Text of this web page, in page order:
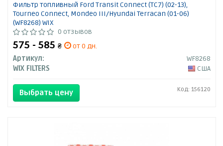
Фильтр топливный Ford Transit Connect (TC7) (02-13),
Tourneo Connect, Mondeo III/Hyundai Terracan (01-06)
(WF8268) WIX
0 отзывов
575 - 585 ₴
от 0 дн.
Артикул:
WF8268
WIX FILTERS
США
Выбрать цену Код: 156120